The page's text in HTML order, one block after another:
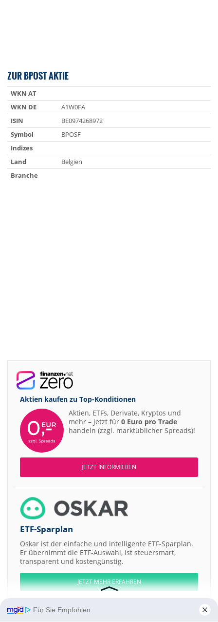
ZUR BPOST AKTIE
WKN AT
WKN DE
A1W0FA
ISIN
BE0974268972
Symbol
BPOSF
Indizes
Land
Belgien
Branche
Aktien kaufen zu Top-Konditionen
Aktien, ETFs, Derivate, Kryptos und
mehr – jetzt für 0 Euro pro Trade
handeln (zzgl. marktüblicher Spreads)!
JETZT INFORMIEREN
ETF-Sparplan
Oskar ist der einfache und intelligente ETF-Sparplan.
Er übernimmt die ETF-Auswahl, ist steuersmart,
transparent und kostengünstig.
JETZT MEHR ERFAHREN
Für Sie Empfohlen